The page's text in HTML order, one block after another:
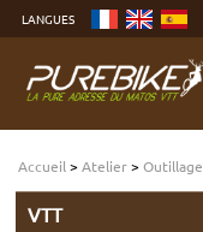
contenu
menu
Aller
LANGUES
Accueil >Atelier>Outillage
VTT